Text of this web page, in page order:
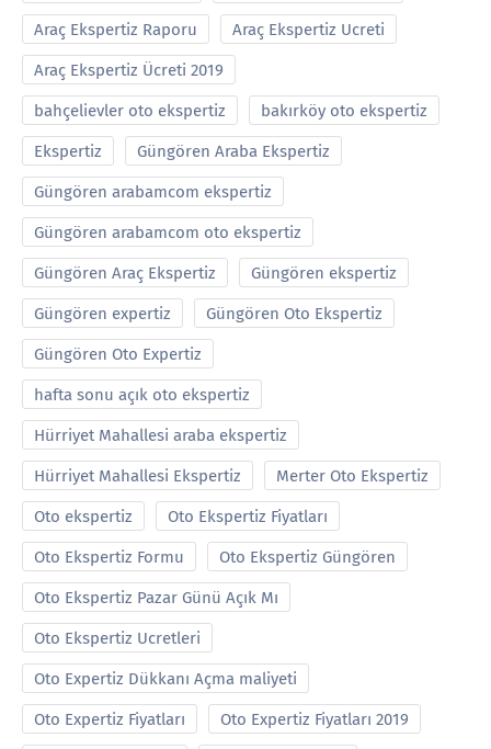
Araç Ekspertiz Raporu Araç Ekspertiz Ucreti
Araç Ekspertiz Ücreti 2019
bahçelievler oto ekspertiz bakırköy oto ekspertiz
Ekspertiz Güngören Araba Ekspertiz
Güngören arabamcom ekspertiz
Güngören arabamcom oto ekspertiz
Güngören Araç Ekspertiz Güngören ekspertiz
Güngören expertiz Güngören Oto Ekspertiz
Güngören Oto Expertiz
hafta sonu açık oto ekspertiz
Hürriyet Mahallesi araba ekspertiz
Hürriyet Mahallesi Ekspertiz Merter Oto Ekspertiz
Oto ekspertiz Oto Ekspertiz Fiyatları
Oto Ekspertiz Formu Oto Ekspertiz Güngören
Oto Ekspertiz Pazar Günü Açık Mı
Oto Ekspertiz Ucretleri
Oto Expertiz Dükkanı Açma maliyeti
Oto Expertiz Fiyatları Oto Expertiz Fiyatları 2019